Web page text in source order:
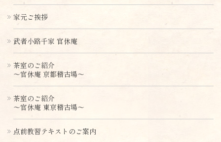
家元ご挨拶
武者小路千家 官休庵
茶室のご紹介
〜官休庵 京都稽古場〜
茶室のご紹介
〜官休庵 東京稽古場〜
点前教習テキストのご案内